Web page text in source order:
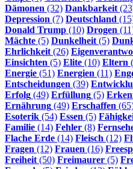
Dämonen (32) Dankbarkeit
Depression (7) Deutschland
Donald Trump (10) Drogen
Mächte (5) Dunkelheit (5)
Ehrlichkeit (26)
Einsichten (5) Elite (10) Eltern
Energie (51) Energien (11)
Entscheidungen (39)
Erfolg (49) Erfüllung (5)
Ernährung (49) Erschaffen
Esoterik (54) Essen (5)
Familie (14) Fehler (8)
Flache Erde (14) Fleisch (12)
Fragen (12) Frauen (16)
Freiheit (50) Freimaurer (5)